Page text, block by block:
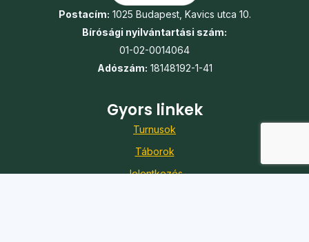
Postacím: 1025 Budapest, Kavics utca 10.
Bírósági nyilvántartási szám:
01-02-0014064
Adószám: 18148192-1-41
Gyors linkek
Turnusok
Táborok
Jelentkezés